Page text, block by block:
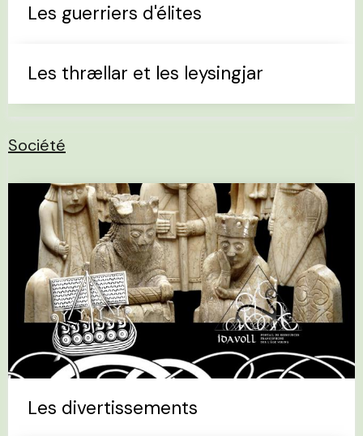
Les guerriers d'élites
Les thrællar et les leysingjar
Société
Les divertissements